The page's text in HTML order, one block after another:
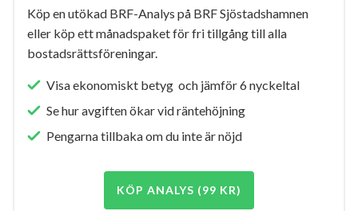
Köp en utökad BRF-Analys på BRF Sjöstadshamnen
eller köp ett månadspaket för fri tillgång till alla
bostadsrättsföreningar.
Visa ekonomiskt betyg och jämför 6 nyckeltal
Se hur avgiften ökar vid räntehöjning
Pengarna tillbaka om du inte är nöjd
KÖP ANALYS (99 KR)